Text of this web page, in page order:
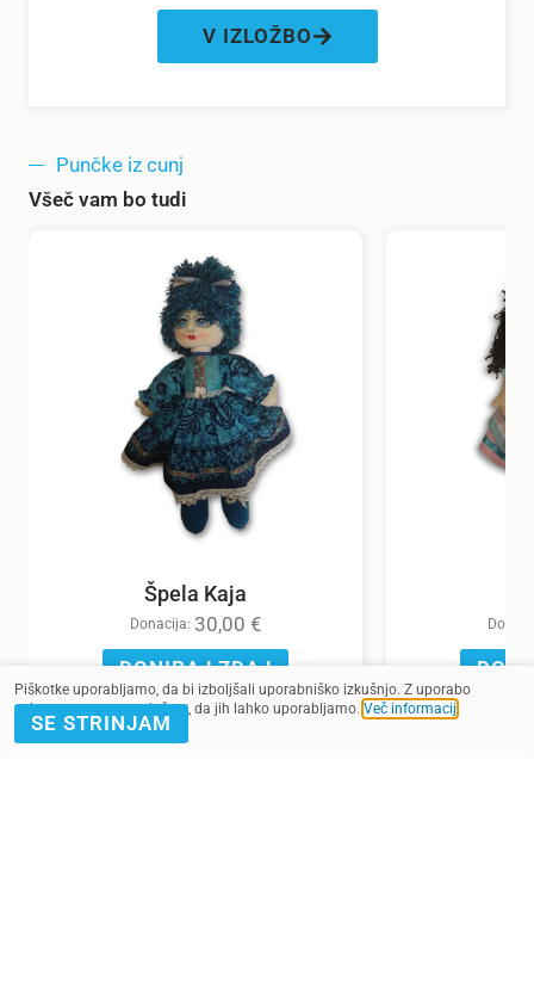
V IZLOŽBO
Punčke iz cunj
Všeč vam bo tudi
Špela Kaja
Donacija: 30,00 €
DONIRAJ ZDAJ
Piškotke uporabljamo, da bi izboljšali uporabniško izkušnjo. Z uporabo
spletnega mesta soglašate, da jih lahko uporabljamo. Več informacij
SE STRINJAM